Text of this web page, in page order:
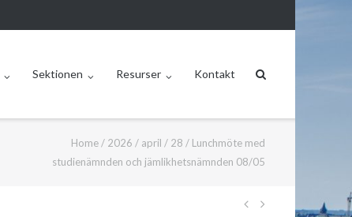
Sektionen Resurser Kontakt
Home / 2026 / april / 28 / Lunchmöte med
studienämnden och jämlikhetsnämnden 08/05